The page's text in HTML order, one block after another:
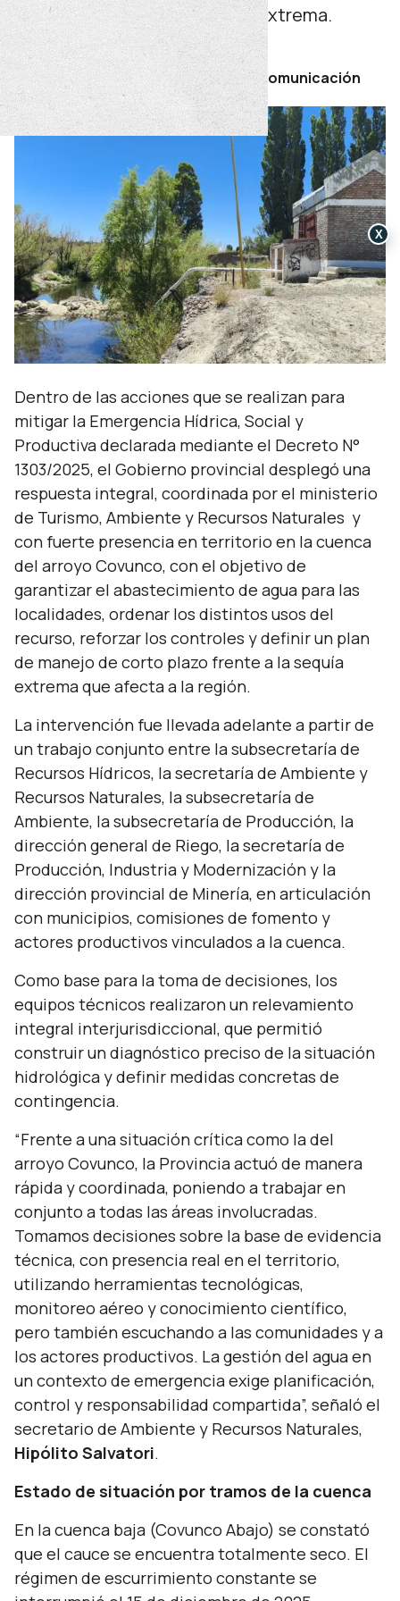
inmediatas frente a la sequía extrema.
sábado 24 de enero de 2026
Por Secretaría de Prensa y Comunicación
Dentro de las acciones que se realizan para
mitigar la Emergencia Hídrica, Social y
Productiva declarada mediante el Decreto N°
1303/2025, el Gobierno provincial desplegó una
respuesta integral, coordinada por el ministerio
de Turismo, Ambiente y Recursos Naturales y
con fuerte presencia en territorio en la cuenca
del arroyo Covunco, con el objetivo de
garantizar el abastecimiento de agua para las
localidades, ordenar los distintos usos del
recurso, reforzar los controles y definir un plan
de manejo de corto plazo frente a la sequía
extrema que afecta a la región.
La intervención fue llevada adelante a partir de
un trabajo conjunto entre la subsecretaría de
Recursos Hídricos, la secretaría de Ambiente y
Recursos Naturales, la subsecretaría de
Ambiente, la subsecretaría de Producción, la
dirección general de Riego, la secretaría de
Producción, Industria y Modernización y la
dirección provincial de Minería, en articulación
con municipios, comisiones de fomento y
actores productivos vinculados a la cuenca.
Como base para la toma de decisiones, los
equipos técnicos realizaron un relevamiento
integral interjurisdiccional, que permitió
construir un diagnóstico preciso de la situación
hidrológica y definir medidas concretas de
contingencia.
“Frente a una situación crítica como la del
arroyo Covunco, la Provincia actuó de manera
rápida y coordinada, poniendo a trabajar en
conjunto a todas las áreas involucradas.
Tomamos decisiones sobre la base de evidencia
técnica, con presencia real en el territorio,
utilizando herramientas tecnológicas,
monitoreo aéreo y conocimiento científico,
pero también escuchando a las comunidades y a
los actores productivos. La gestión del agua en
un contexto de emergencia exige planificación,
control y responsabilidad compartida”, señaló el
secretario de Ambiente y Recursos Naturales,
Hipólito Salvatori.
Estado de situación por tramos de la cuenca
En la cuenca baja (Covunco Abajo) se constató
que el cauce se encuentra totalmente seco. El
régimen de escurrimiento constante se
X